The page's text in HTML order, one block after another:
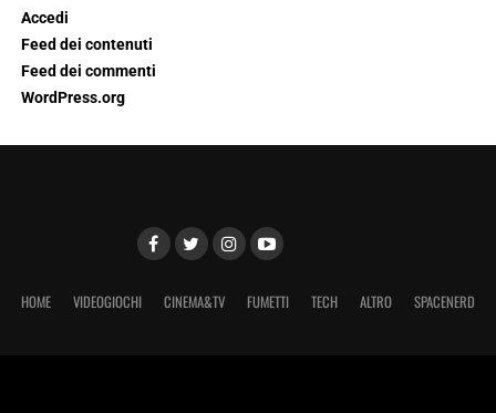
Accedi
Feed dei contenuti
Feed dei commenti
WordPress.org
HOME VIDEOGIOCHI CINEMA&TV FUMETTI TECH ALTRO SPACENERD